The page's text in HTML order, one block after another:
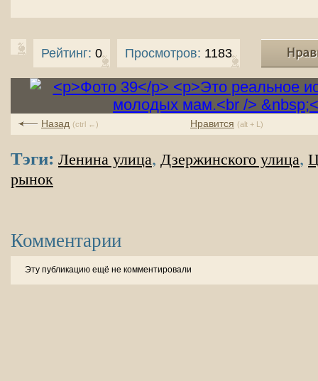
Рейтинг: 0 Просмотров: 1183
Нравится (alt + L)
Назад (ctrl ←)
Тэги: Ленина улица, Дзержинского улица,
рынок
Комментарии
Эту публикацию ещё не комментировали